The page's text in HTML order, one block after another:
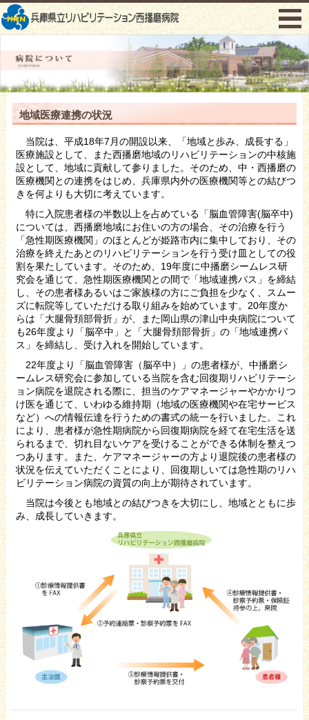
menu
地域医療連携の状況
当院は、平成18年7月の開設以来、「地域と歩み、成長する」
医療施設として、また西播磨地域のリハビリテーションの中核施
設として、地域に貢献して参りました。そのため、中・西播磨の
医療機関との連携をはじめ、兵庫県内外の医療機関等との結びつ
きを何よりも大切に考えています。
特に入院患者様の半数以上を占めている「脳血管障害(脳卒中)
については、西播磨地域にお住いの方の場合、その治療を行う
「急性期医療機関」のほとんどが姫路市内に集中しており、その
治療を終えたあとのリハビリテーションを行う受け皿としての役
割を果たしています。そのため、19年度に中播磨シームレス研
究会を通じて、急性期医療機関との間で「地域連携パス」を締結
し、その患者様あるいはご家族様の方にご負担を少なく、スムー
ズに転院等していただける取り組みを始めています。20年度か
らは「大腿骨頚部骨折」が、また岡山県の津山中央病院について
も26年度より「脳卒中」と「大腿骨頚部骨折」の「地域連携パ
ス」を締結し、受け入れを開始しています。
22年度より「脳血管障害（脳卒中）」の患者様が、中播磨シ
ームレス研究会に参加している当院を含む回復期リハビリテーシ
ョン病院を退院される際に、担当のケアマネージャーやかかりつ
け医を通じて、いわゆる維持期（地域の医療機関や在宅サービス
など）への情報伝達を行うための書式の統一を行いました。これ
により、患者様が急性期病院から回復期病院を経て在宅生活を送
られるまで、切れ目ないケアを受けることができる体制を整えつ
つあります。また、ケアマネージャーの方より退院後の患者様の
状況を伝えていただくことにより、回復期しいては急性期のリハ
ビリテーション病院の資質の向上が期待されています。
当院は今後とも地域との結びつきを大切にし、地域とともに歩
み、成長していきます。